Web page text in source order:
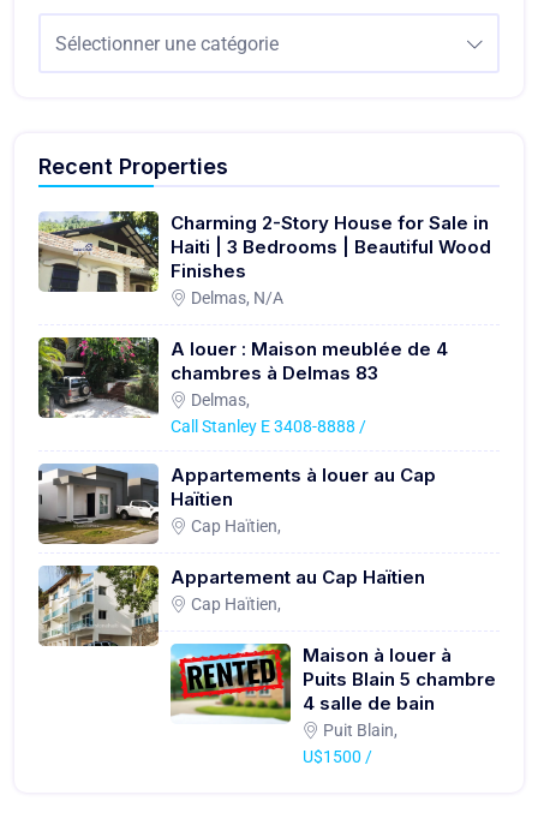
Sélectionner une catégorie
Recent Properties
Charming 2-Story House for Sale in
Haiti | 3 Bedrooms | Beautiful Wood
Finishes
Delmas, N/A
A louer : Maison meublée de 4
chambres à Delmas 83
Delmas,
Call Stanley E 3408-8888 /
Appartements à louer au Cap
Haïtien
Cap Haïtien,
Appartement au Cap Haïtien
Cap Haïtien,
Maison à louer à
Puits Blain 5 chambre
4 salle de bain
Puit Blain,
U$1500 /